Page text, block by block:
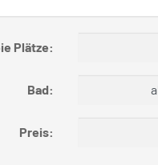
Plätze:
Bad:
Preis: